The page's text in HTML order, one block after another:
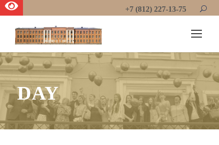
+7 (812) 227-13-75
DAY